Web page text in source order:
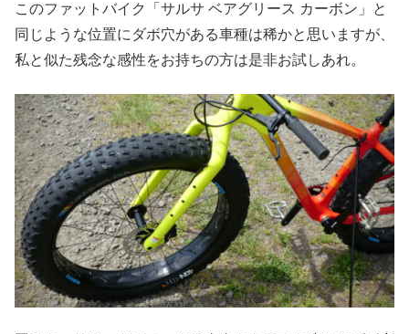
このファットバイク「サルサ ベアグリース カーボン」と
同じような位置にダボ穴がある車種は稀かと思いますが、
私と似た残念な感性をお持ちの方は是非お試しあれ。